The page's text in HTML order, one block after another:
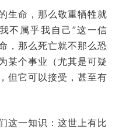
生命，那么敬重牺牲就
不属乎我自己”这一信
，那么死亡就不那么恐
某个事业（尤其是可疑
但它可以接受，甚至有
这一知识：这世上有比